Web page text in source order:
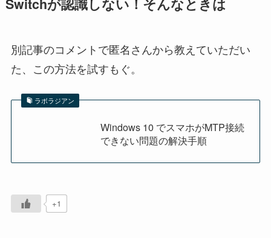
別記事のコメントで匿名さんから教えていただい
た、この方法を試すもぐ。
ラボラジアン
Windows 10 でスマホがMTP接続
できない問題の解決手順
+1